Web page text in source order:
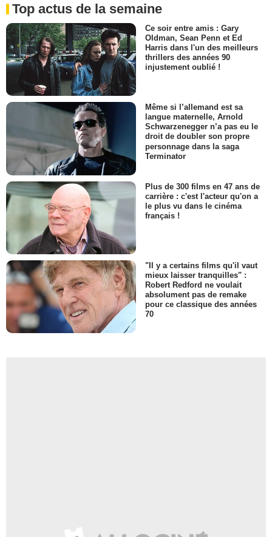
Top actus de la semaine
Ce soir entre amis : Gary
Oldman, Sean Penn et Ed
Harris dans l'un des meilleurs
thrillers des années 90
injustement oublié !
Même si l’allemand est sa
langue maternelle, Arnold
Schwarzenegger n’a pas eu le
droit de doubler son propre
personnage dans la saga
Terminator
Plus de 300 films en 47 ans de
carrière : c'est l'acteur qu'on a
le plus vu dans le cinéma
français !
"Il y a certains films qu'il vaut
mieux laisser tranquilles" :
Robert Redford ne voulait
absolument pas de remake
pour ce classique des années
70